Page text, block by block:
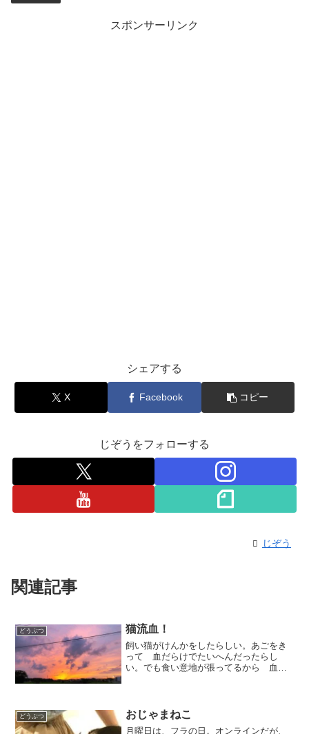
スポンサーリンク
シェアする
X Facebook コピー
じぞうをフォローする
じぞう
関連記事
どうぶつ 猫流血！
飼い猫がけんかをしたらしい。あごをき
って 血だらけでたいへんだったらし
い。でも食い意地が張ってるから 血を
が！！！あ～あ...ここでバ...
どうぶつ おじゃまねこ
月曜日は、フラの日。オンラインだが、